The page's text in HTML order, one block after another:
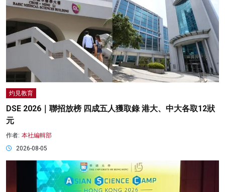
灼見教育
DSE 2026｜聯招放榜 四成五人獲取錄 港大、中大各取12狀
元
作者: 本社編輯部
2026-08-05